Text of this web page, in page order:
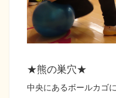
★熊の巣穴★
中央にあるボールカゴ